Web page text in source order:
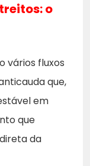
o
vários fluxos
que,
em
que
da